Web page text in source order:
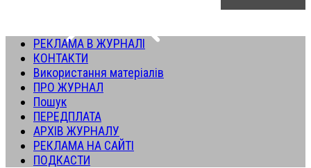
РЕКЛАМА В ЖУРНАЛІ
КОНТАКТИ
Використання матеріалів
ПРО ЖУРНАЛ
Пошук
ПЕРЕДПЛАТА
АРХІВ ЖУРНАЛУ
РЕКЛАМА НА САЙТІ
ПОДКАСТИ